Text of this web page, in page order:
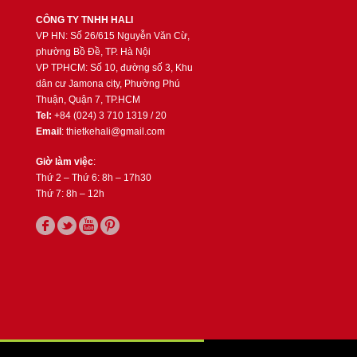
CÔNG TY TNHH HALI
VP HN: Số 26/615 Nguyễn Văn Cừ,
phường Bồ Đề, TP. Hà Nội
VP TPHCM: Số 10, đường số 3, Khu
dân cư Jamona city, Phường Phú
Thuận, Quận 7, TP.HCM
Tel: +84 (024) 3 710 1319 / 20
Email : thietkehali@gmail.com
Giờ làm việc:
Thứ 2 – Thứ 6: 8h – 17h30
Thứ 7: 8h – 12h